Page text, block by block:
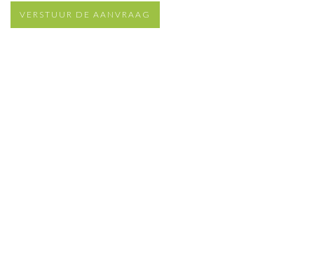
VERSTUUR DE AANVRAAG